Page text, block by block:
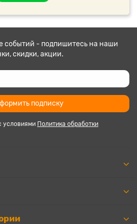
событий - подпишитесь на наши
скидки, акции.
подписку
условиями Политика обработки